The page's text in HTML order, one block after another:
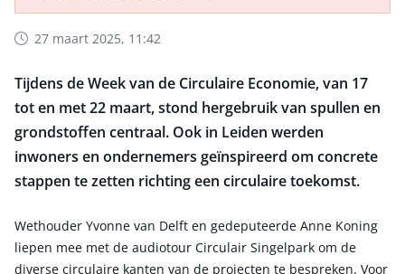
27 maart 2025, 11:42
Tijdens de Week van de Circulaire Economie, van 17
tot en met 22 maart, stond hergebruik van spullen en
grondstoffen centraal. Ook in Leiden werden
inwoners en ondernemers geïnspireerd om concrete
stappen te zetten richting een circulaire toekomst.
Wethouder Yvonne van Delft en gedeputeerde Anne Koning
liepen mee met de audiotour Circulair Singelpark om de
diverse circulaire kanten van de projecten te bespreken. Voor